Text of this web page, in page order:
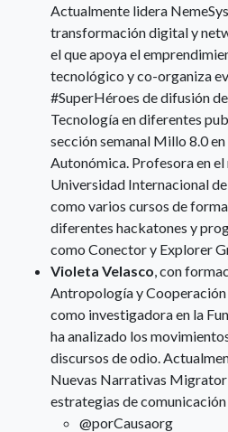
Actualmente lidera
transformación digital y
el que apoya el
tecnológico y co-organiza
#SuperHéroes de difusión
Tecnología en diferentes
sección semanal Millo 8.0
Autonómica. Profesora en
Universidad Internacional
como varios cursos de
diferentes hackatones y
como Conector y Explorer
Violeta Velasco , con
Antropología y
como investigadora en la
ha analizado los
discursos de odio.
Nuevas Narrativas
estrategias de
@porCausaorg